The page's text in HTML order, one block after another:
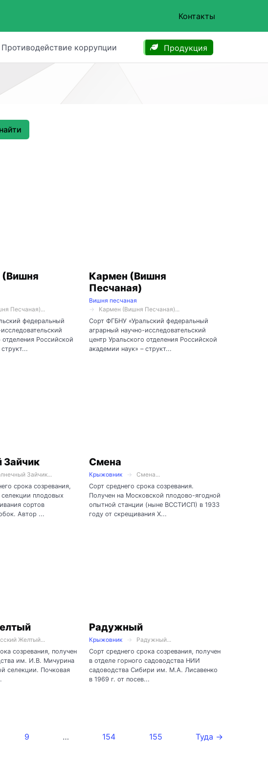
Контакты
Противодействие коррупции Продукция
найти
(Вишня
Песчаная)...
федеральный
отделения Российской
Кармен (Вишня
Песчаная)
Вишня песчаная
Кармен (Вишня Песчаная)...
Сорт ФГБНУ «Уральский федеральный
аграрный научно-исследовательский
центр Уральского отделения Российской
академии наук» – структ...
Зайчик
Зайчик...
срока созревания,
плодовых
сортов
Автор ...
Смена
Крыжовник
Смена...
Сорт среднего срока созревания.
Получен на Московской плодово-ягодной
опытной станции (ныне ВССТИСП) в 1933
году от скрещивания Х...
Желтый...
созревания, получен
им. И.В. Мичурина
селекции. Почковая
Радужный
Крыжовник
Радужный...
Сорт среднего срока созревания, получен
в отделе горного садоводства НИИ
садоводства Сибири им. М.А. Лисавенко
в 1969 г. от посев...
9 … 154 155 Туда →